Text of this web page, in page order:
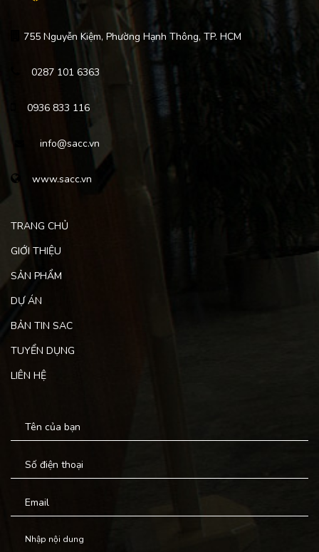
755 Nguyễn Kiệm, Phường Hạnh Thông, TP. HCM
0287 101 6363
0936 833 116
info@sacc.vn
www.sacc.vn
TRANG CHỦ
GIỚI THIỆU
SẢN PHẨM
DỰ ÁN
BẢN TIN SAC
TUYỂN DỤNG
LIÊN HỆ